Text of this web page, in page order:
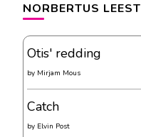
NORBERTUS LEEST
Otis' redding
by Mirjam Mous
Catch
by Elvin Post